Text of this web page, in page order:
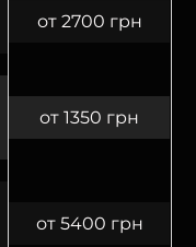
от 2700 грн
от 1350 грн
от 5400 грн